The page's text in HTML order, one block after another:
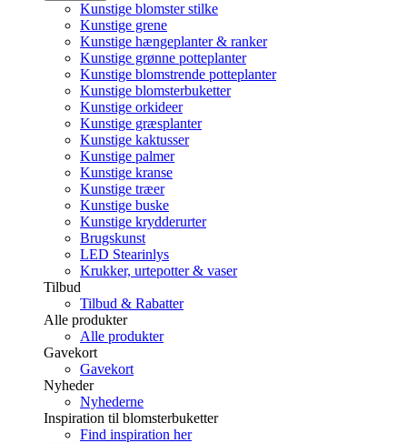
Kunstige blomster stilke
Kunstige grene
Kunstige hængeplanter & ranker
Kunstige grønne potteplanter
Kunstige blomstrende potteplanter
Kunstige blomsterbuketter
Kunstige orkideer
Kunstige græsplanter
Kunstige kaktusser
Kunstige palmer
Kunstige kranse
Kunstige træer
Kunstige buske
Kunstige krydderurter
Brugskunst
LED Stearinlys
Krukker, urtepotter & vaser
Tilbud
Tilbud & Rabatter
Alle produkter
Alle produkter
Gavekort
Gavekort
Nyheder
Nyhederne
Inspiration til blomsterbuketter
Find inspiration her